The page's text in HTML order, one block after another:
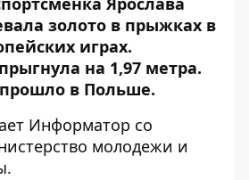
золото в прыжках в
играх.
на 1,97 метра.
в Польше.
Информатор со
молодежи и
.